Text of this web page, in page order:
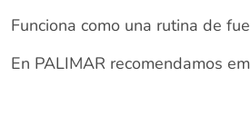
Funciona como una rutina de
En PALIMAR recomendamos